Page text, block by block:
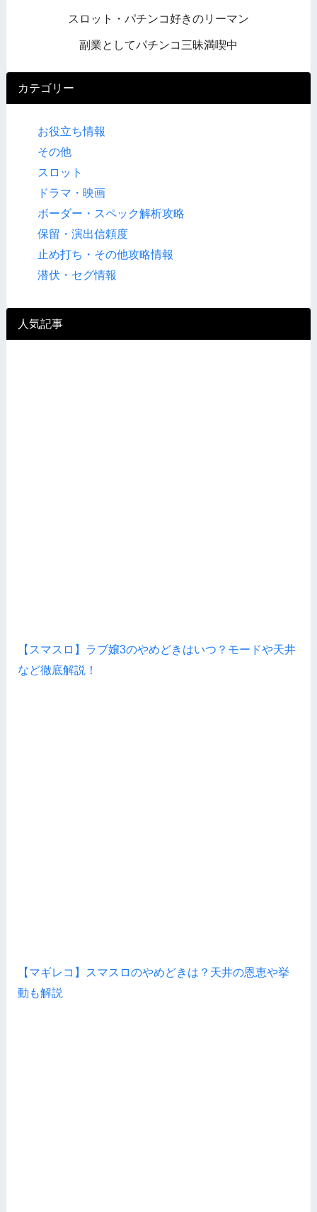
スロット・パチンコ好きのリーマン
副業としてパチンコ三昧満喫中
カテゴリー
お役立ち情報
その他
スロット
ドラマ・映画
ボーダー・スペック解析攻略
保留・演出信頼度
止め打ち・その他攻略情報
潜伏・セグ情報
人気記事
【スマスロ】ラブ嬢3のやめどきはいつ？モードや天井
など徹底解説！
【マギレコ】スマスロのやめどきは？天井の恩恵や挙
動も解説